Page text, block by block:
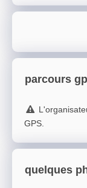
parcours
GPS.
quelques